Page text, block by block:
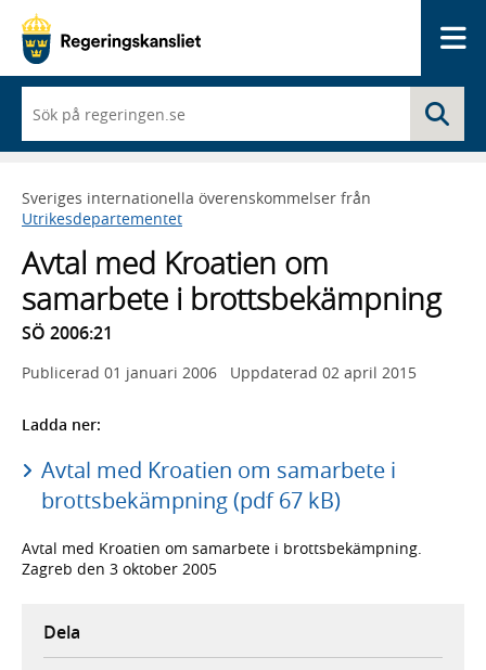
du
börjar
skriva
framträder
en
med
sökförslag
Sveriges internationella överenskommelser från
Utrikesdepartementet
Avtal med Kroatien om
samarbete i brottsbekämpning
SÖ 2006:21
Publicerad 01 januari 2006 Uppdaterad 02 april 2015
Ladda ner:
Avtal med Kroatien om samarbete i
brottsbekämpning (pdf 67 kB)
Avtal med Kroatien om samarbete i brottsbekämpning.
Zagreb den 3 oktober 2005
Dela